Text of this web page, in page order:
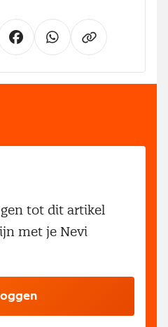
tot dit artikel
met je Nevi